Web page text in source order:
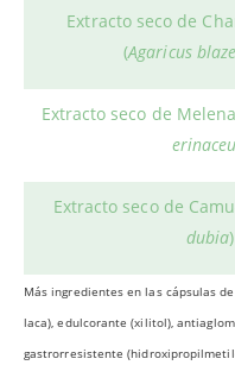
Extracto seco de
(Agaricus
Extracto seco de
Extracto seco de
dubia)
Más ingredientes en las cápsulas
laca), edulcorante (xilitol),
gastrorresistente